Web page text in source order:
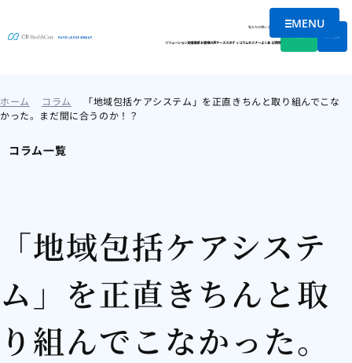
メニュー
MENU
私たちの想い会社情報
ソリューション支援実績お客様の声ケーススタディコラムセミナーよくある質問
ホーム コラム
「地域包括ケアシステム」を正直きちんと取り組んでこな
かった。まだ間に合うのか！？
コラム一覧
「地域包括ケアシステ
ム」を正直きちんと取
り組んでこなかった。